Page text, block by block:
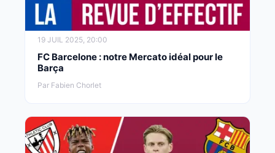
19 JUIL 2025, 20:00
FC Barcelone : notre Mercato idéal pour le
Barça
Par Fabien Chorlet